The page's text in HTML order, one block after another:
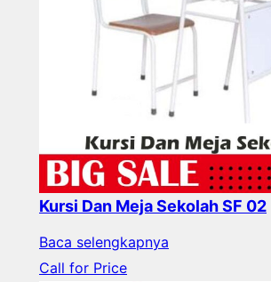
Kursi Dan Meja Sekolah SF 02
Baca selengkapnya
Call for Price